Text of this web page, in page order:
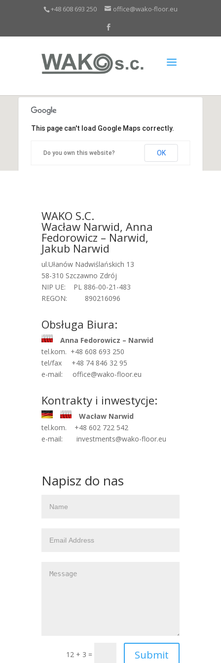
+48 608 693 250 office@wako-floor.eu
This page can't load Google Maps correctly.
Do you own this website? OK
WAKO S.C.
Wacław Narwid, Anna
Fedorowicz – Narwid,
Jakub Narwid
ul.Ułanów Nadwiślańskich 13
58-310 Szczawno Zdrój
NIP UE: PL 886-00-21-483
REGON: 890216096
Obsługa Biura:
Anna Fedorowicz – Narwid
tel.kom. +48 608 693 250
tel/fax +48 74 846 32 95
e-mail: office@wako-floor.eu
Kontrakty i inwestycje:
Wacław Narwid
tel.kom. +48 602 722 542
e-mail: investments@wako-floor.eu
Napisz do nas
12 + 3 =